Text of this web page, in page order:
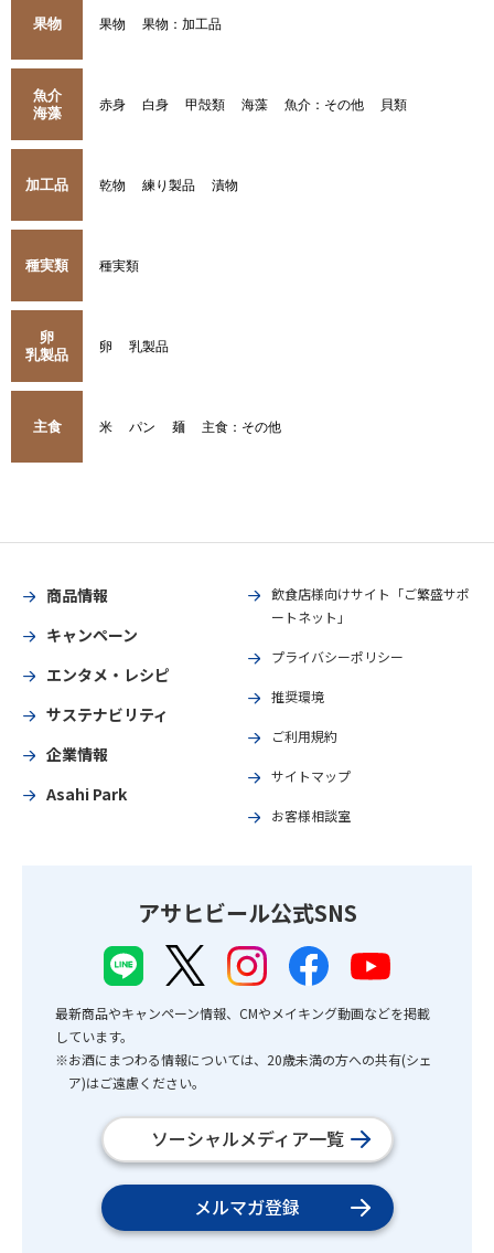
果物 果物 果物：加工品
魚介
海藻
赤身 白身 甲殻類 海藻 魚介：その他 貝類
加工品 乾物 練り製品 漬物
種実類 種実類
卵
乳製品
卵 乳製品
主食 米 パン 麺 主食：その他
商品情報
キャンペーン
エンタメ・レシピ
サステナビリティ
企業情報
Asahi Park
飲食店様向けサイト「ご繁盛サポ
ートネット」
プライバシーポリシー
推奨環境
ご利用規約
サイトマップ
お客様相談室
アサヒビール公式SNS
最新商品やキャンペーン情報、CMやメイキング動画などを掲載
しています。
※お酒にまつわる情報については、20歳未満の方への共有(シェ
ア)はご遠慮ください。
ソーシャルメディア一覧
メルマガ登録